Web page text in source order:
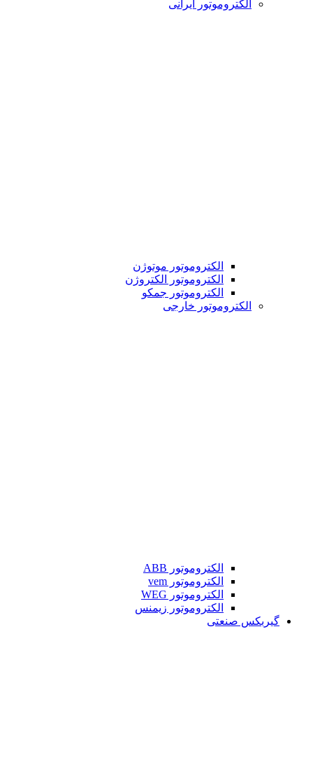
الکتروموتور ایرانی
الکتروموتور موتوژن
الکتروموتور الکتروژن
الکتروموتور جمکو
الکتروموتور خارجی
الکتروموتور ABB
الکتروموتور vem
الکتروموتور WEG
الکتروموتور زیمنس
گیربکس صنعتی